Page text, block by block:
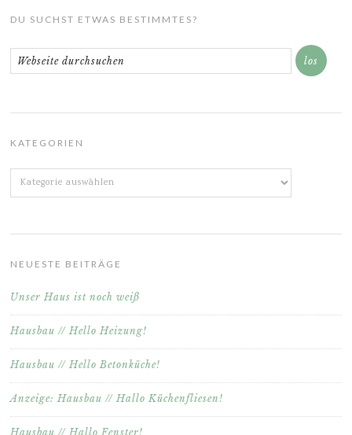
DU SUCHST ETWAS BESTIMMTES?
KATEGORIEN
Kategorien
NEUESTE BEITRÄGE
Unser Haus ist noch weiß
Hausbau // Hello Heizung!
Hausbau // Hello Betonküche!
Anzeige: Hausbau // Hallo Küchenfliesen!
Hausbau // Hallo Fenster!